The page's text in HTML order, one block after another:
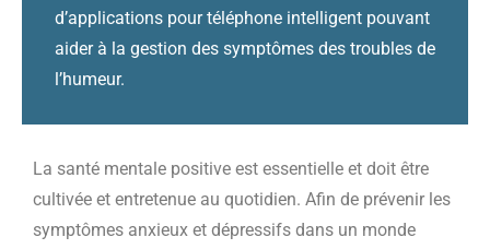
d’applications pour téléphone intelligent pouvant
aider à la gestion des symptômes des troubles de
l’humeur.
La santé mentale positive est essentielle et doit être
cultivée et entretenue au quotidien. Afin de prévenir les
symptômes anxieux et dépressifs dans un monde